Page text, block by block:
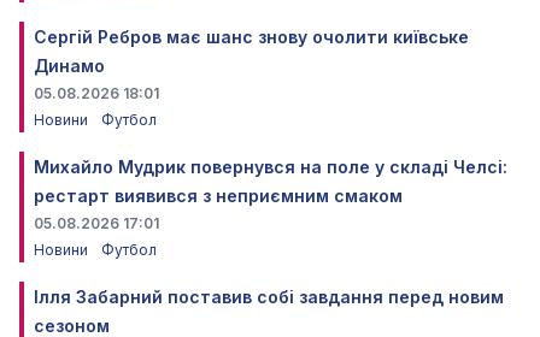
Сергій Ребров має шанс знову очолити київське
Динамо
05.08.2026 18:01
Новини
Футбол
Михайло Мудрик повернувся на поле у складі Челсі:
рестарт виявився з неприємним смаком
05.08.2026 17:01
Новини
Футбол
Ілля Забарний поставив собі завдання перед новим
сезоном